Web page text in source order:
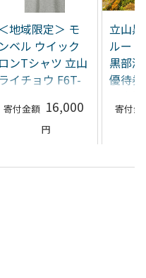
立山黒部アルペン
ルート ( 立山駅 ～
黒部湖駅 ※往復 )
優待券 立山黒部
チケット 体験
F6T-781
66,000
コー
マン
FLAT
F6T-